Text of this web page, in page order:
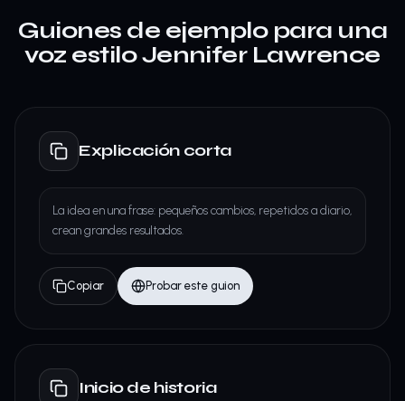
Guiones de ejemplo para una
voz estilo Jennifer Lawrence
Explicación corta
La idea en una frase: pequeños cambios, repetidos a diario,
crean grandes resultados.
Copiar Probar este guion
Inicio de historia